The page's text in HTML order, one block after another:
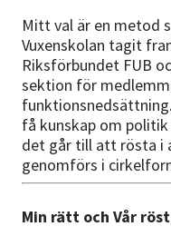
Mitt val är en metod
Vuxenskolan tagit
Riksförbundet FUB
sektion för
få kunskap om
det går till att rösta i
genomförs i
Min rätt och Vår röst